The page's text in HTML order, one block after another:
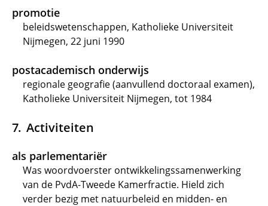
promotie
beleidswetenschappen, Katholieke Universiteit
Nijmegen, 22 juni 1990
postacademisch onderwijs
regionale geografie (aanvullend doctoraal examen),
Katholieke Universiteit Nijmegen, tot 1984
Activiteiten
als parlementariër
Was woordvoerster ontwikkelingssamenwerking
van de PvdA-Tweede Kamerfractie. Hield zich
verder bezig met natuurbeleid en midden- en